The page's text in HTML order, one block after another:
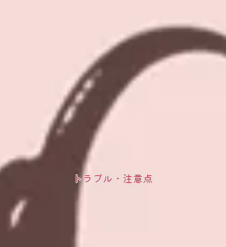
トラブル・注意点